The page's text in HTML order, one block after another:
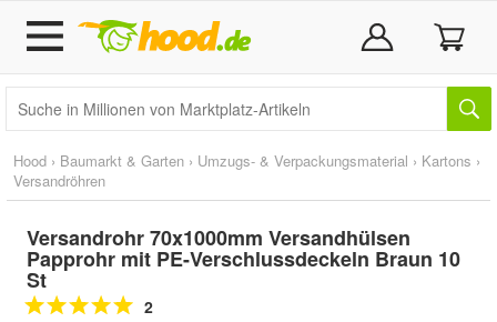
Hood › Baumarkt & Garten › Umzugs- & Verpackungsmaterial › Kartons ›
Versandröhren
Versandrohr 70x1000mm Versandhülsen
Papprohr mit PE-Verschlussdeckeln Braun 10
St
2